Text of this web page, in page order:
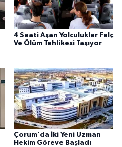
4 Saati Aşan Yolculuklar Felç
Ve Ölüm Tehlikesi Taşıyor
Çorum'da İki Yeni Uzman
Hekim Göreve Başladı